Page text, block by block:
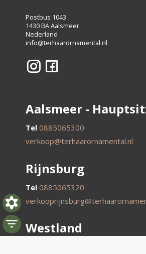
Postbus 1043
1430 BA Aalsmeer
Nederland
info@terhaarornamental.nl
Aalsmeer -
Tel 0885065300
verkoop@terhaarornamental.nl
Rijnsburg
Tel 0885065320
Westland